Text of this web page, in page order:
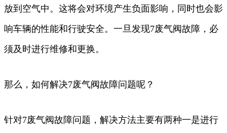
放到空气中。这将会对环境产生负面影响，同时也会影
响车辆的性能和行驶安全。一旦发现7废气阀故障，必
须及时进行维修和更换。
那么，如何解决7废气阀故障问题呢？
针对7废气阀故障问题，解决方法主要有两种一是进行